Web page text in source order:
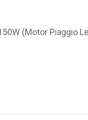
(Motor Piaggio